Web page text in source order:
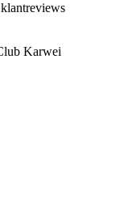
Karwei